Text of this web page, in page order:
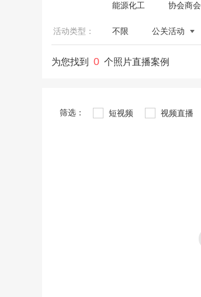
能源化工 协会商会
活动类型： 不限 公关活动
为您找到 0 个照片直播案例
筛选： 短视频 视频直播